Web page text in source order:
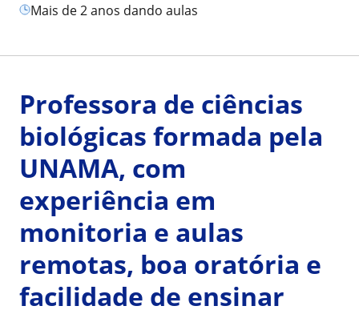
mais de 2 anos dando aulas
Professora de ciências
biológicas formada pela
UNAMA, com
experiência em
monitoria e aulas
remotas, boa oratória e
facilidade de ensinar